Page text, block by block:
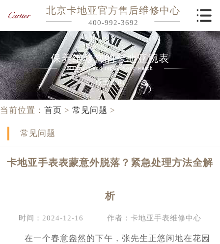
北京卡地亚官方售后维修中心
400-992-3692
保养维修您的卡地亚腕表
Maintain and repair your watch
点击查询
当前位置： 首页 > 常见问题 >
常见问题
卡地亚手表表蒙意外脱落？紧急处理方法全解
析
时间：2024-12-16 作者：卡地亚手表维修中心
在一个春意盎然的下午，张先生正悠闲地在花园